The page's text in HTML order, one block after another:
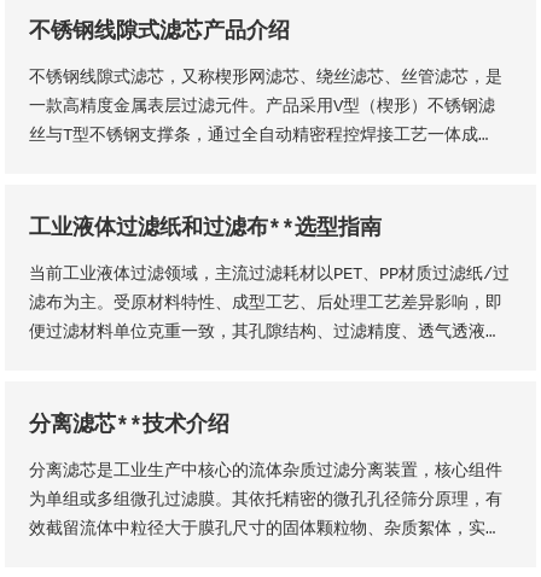
不锈钢线隙式滤芯产品介绍
不锈钢线隙式滤芯，又称楔形网滤芯、绕丝滤芯​、丝管滤芯，是
一款高精度金属表层过滤元件。产品采用V型（楔形）不锈钢滤
丝与T型不锈钢支撑条，通过全自动精密程控焊接工艺一体成
异型滤芯等多种结构，且支持滤缝规格、丝径尺寸等核心参数个
润、过滤精度稳定、机械强度高、经久耐用等核心品质优势。
工业液体过滤纸和过滤布**选型指南
当前工业液体过滤领域，主流过滤耗材以PET、PP材质过滤纸/过
滤布为主。受原材料特性、成型工艺、后处理工艺差异影响，即
便过滤材料单位克重一致，其孔隙结构、过滤精度、透气透液性
况，依托**技术维度精准选型，具体选型标准与实施方法如下
分离滤芯**技术介绍
分离滤芯是工业生产中核心的流体杂质过滤分离装置，核心组件
为单组或多组微孔过滤膜。其依托精密的微孔孔径筛分原理，有
效截留流体中粒径大于膜孔尺寸的固体颗粒物、杂质絮体，实现